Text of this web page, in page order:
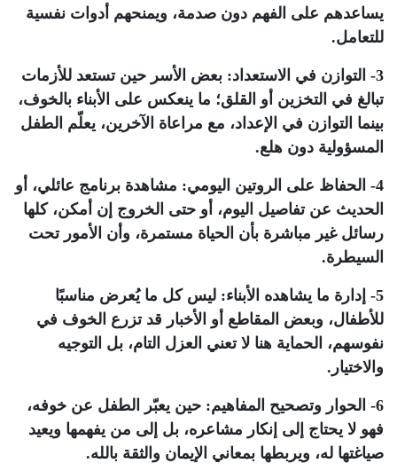
يساعدهم على الفهم دون صدمة، ويمنحهم أدوات نفسية
للتعامل.
3- التوازن في الاستعداد: بعض الأسر حين تستعد للأزمات
تبالغ في التخزين أو القلق؛ ما ينعكس على الأبناء بالخوف،
بينما التوازن في الإعداد، مع مراعاة الآخرين، يعلّم الطفل
المسؤولية دون هلع.
4- الحفاظ على الروتين اليومي: مشاهدة برنامج عائلي، أو
الحديث عن تفاصيل اليوم، أو حتى الخروج إن أمكن، كلها
رسائل غير مباشرة بأن الحياة مستمرة، وأن الأمور تحت
السيطرة.
5- إدارة ما يشاهده الأبناء: ليس كل ما يُعرض مناسبًا
للأطفال، وبعض المقاطع أو الأخبار قد تزرع الخوف في
نفوسهم، الحماية هنا لا تعني العزل التام، بل التوجيه
والاختيار.
6- الحوار وتصحيح المفاهيم: حين يعبّر الطفل عن خوفه،
فهو لا يحتاج إلى إنكار مشاعره، بل إلى من يفهمها ويعيد
صياغتها له، ويربطها بمعاني الإيمان والثقة بالله.